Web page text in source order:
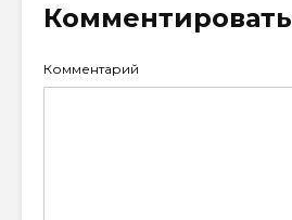
Комментировать
Комментарий